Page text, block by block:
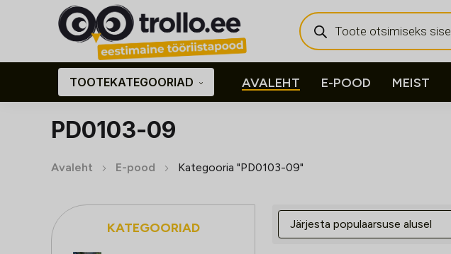
Products
search
TOOTEKATEGOORIAD AVALEHT E-POOD MEIST
PD0103-09
Avaleht E-pood Kategooria "PD0103-09"
KATEGOORIAD